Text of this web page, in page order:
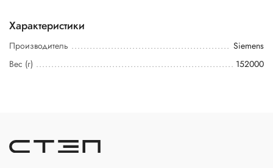
Характеристики
Производитель
Siemens
Вес (г)
152000